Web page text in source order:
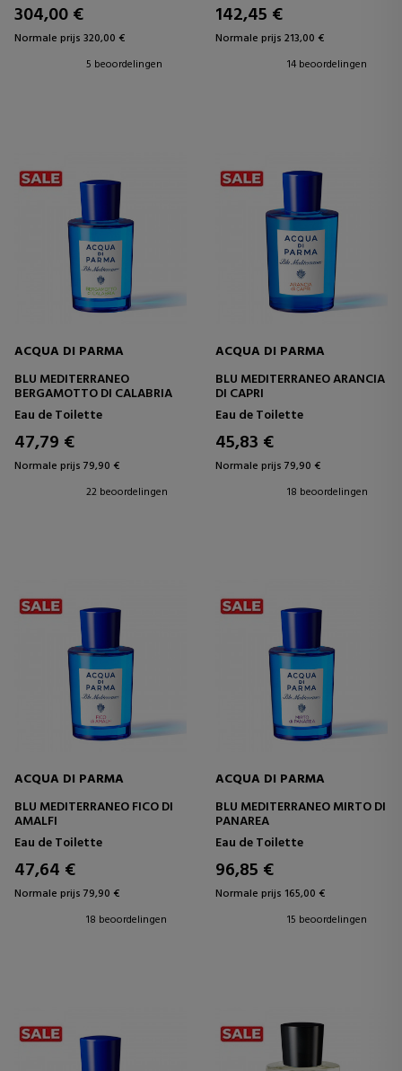
304,00 €
Normale prijs 320,00 €
5 beoordelingen
142,45 €
Normale prijs 213,00 €
14 beoordelingen
ACQUA DI PARMA
BLU MEDITERRANEO
BERGAMOTTO DI CALABRIA
Eau de Toilette
47,79 €
Normale prijs 79,90 €
22 beoordelingen
ACQUA DI PARMA
BLU MEDITERRANEO ARANCIA
DI CAPRI
Eau de Toilette
45,83 €
Normale prijs 79,90 €
18 beoordelingen
ACQUA DI PARMA
BLU MEDITERRANEO FICO DI
AMALFI
Eau de Toilette
47,64 €
Normale prijs 79,90 €
18 beoordelingen
ACQUA DI PARMA
BLU MEDITERRANEO MIRTO DI
PANAREA
Eau de Toilette
96,85 €
Normale prijs 165,00 €
15 beoordelingen